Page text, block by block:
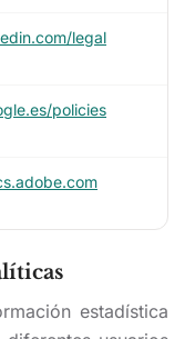
legal
policies
estadística